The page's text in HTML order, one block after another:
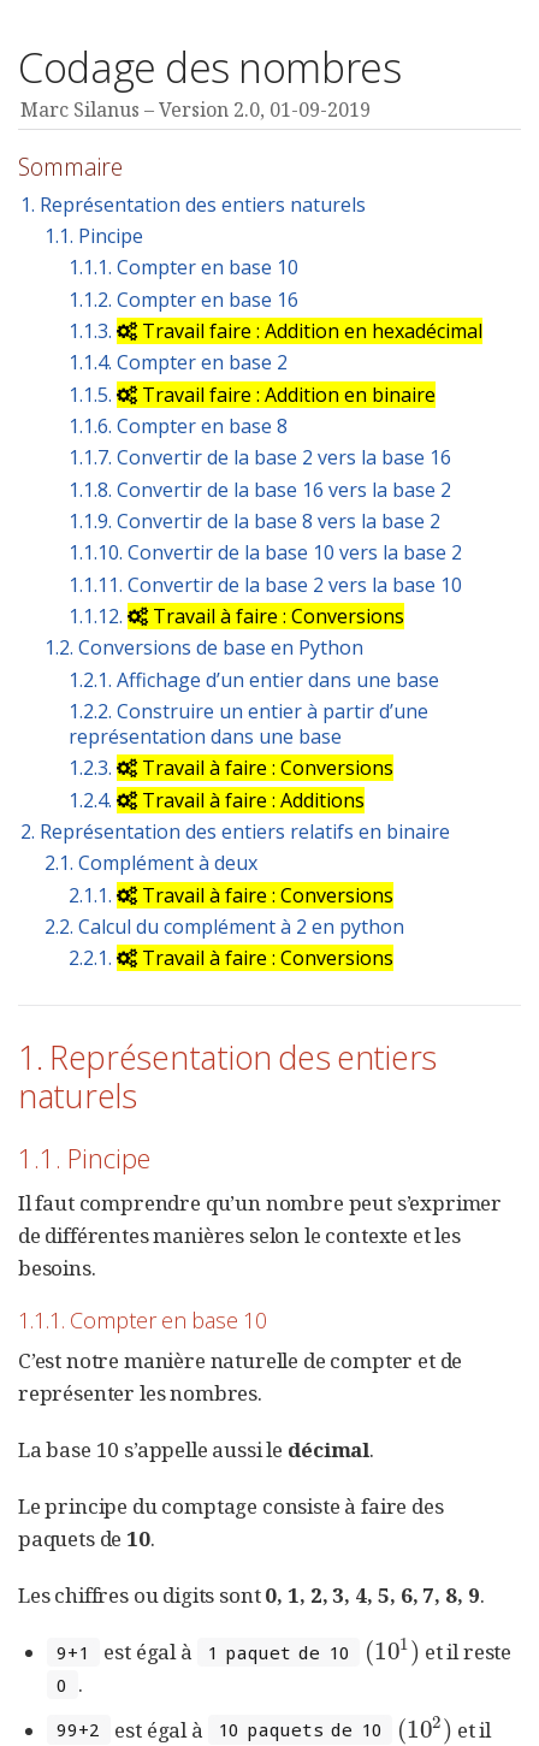
Codage des nombres
Marc Silanus Version 2.0, 01-09-2019
Sommaire
1. Représentation des entiers naturels
1.1. Pincipe
1.1.1. Compter en base 10
1.1.2. Compter en base 16
1.1.3.
Travail faire : Addition en hexadécimal
1.1.4. Compter en base 2
1.1.5.
Travail faire : Addition en binaire
1.1.6. Compter en base 8
1.1.7. Convertir de la base 2 vers la base 16
1.1.8. Convertir de la base 16 vers la base 2
1.1.9. Convertir de la base 8 vers la base 2
1.1.10. Convertir de la base 10 vers la base 2
1.1.11. Convertir de la base 2 vers la base 10
1.1.12.
Travail à faire : Conversions
1.2. Conversions de base en Python
1.2.1. Affichage d’un entier dans une base
1.2.2. Construire un entier à partir d’une
représentation dans une base
1.2.3.
Travail à faire : Conversions
1.2.4.
Travail à faire : Additions
2. Représentation des entiers relatifs en binaire
2.1. Complément à deux
2.1.1.
Travail à faire : Conversions
2.2. Calcul du complément à 2 en python
2.2.1.
Travail à faire : Conversions
1. Représentation des entiers
naturels
1.1. Pincipe
Il faut comprendre qu’un nombre peut s’exprimer
de différentes manières selon le contexte et les
besoins.
1.1.1. Compter en base 10
C’est notre manière naturelle de compter et de
représenter les nombres.
La base 10 s’appelle aussi le décimal.
Le principe du comptage consiste à faire des
paquets de 10.
Les chiffres ou digits sont0, 1, 2, 3, 4, 5, 6, 7, 8, 9.
9+1 est égal à 1 paquet de 10 (101 )
(101) et il reste
0 .
99+2 est égal à 10 paquets de 10 (102)
(102) et il